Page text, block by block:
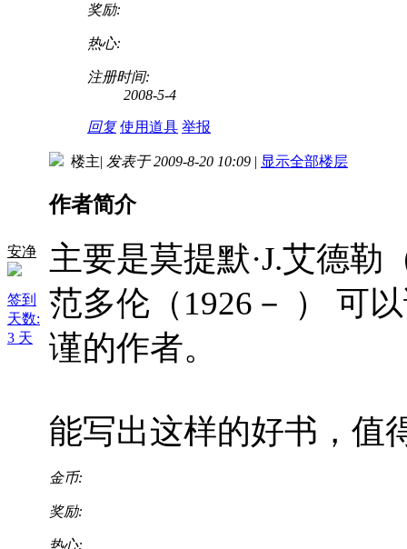
奖励:
热心:
注册时间:
2008-5-4
回复 使用道具 举报
安净
签到
天数:
3 天
楼主| 发表于 2009-8-20 10:09 | 显示全部楼层
作者简介
主要是莫提默·J.艾德勒
范多伦（1926－ ） 可
谨的作者。
能写出这样的好书，值
金币:
奖励:
热心: